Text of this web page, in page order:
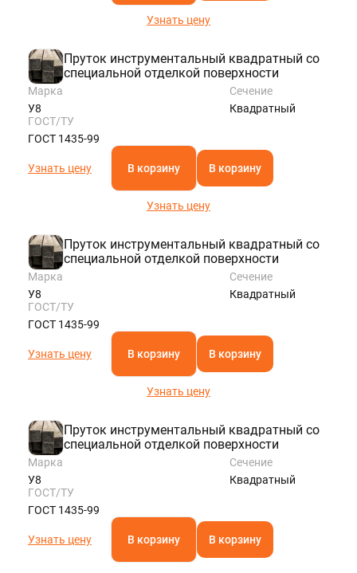
Узнать цену
Пруток инструментальный квадратный со
специальной отделкой поверхности
Марка
У8
Сечение
Квадратный
ГОСТ/ТУ
ГОСТ 1435-99
Узнать цену В корзину В корзину
Узнать цену
Пруток инструментальный квадратный со
специальной отделкой поверхности
Марка
У8
Сечение
Квадратный
ГОСТ/ТУ
ГОСТ 1435-99
Узнать цену В корзину В корзину
Узнать цену
Пруток инструментальный квадратный со
специальной отделкой поверхности
Марка
У8
Сечение
Квадратный
ГОСТ/ТУ
ГОСТ 1435-99
Узнать цену В корзину В корзину